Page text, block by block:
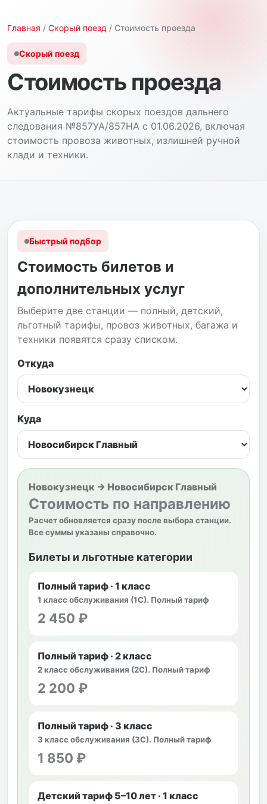
Главная / Скорый поезд / Стоимость проезда
Скорый поезд
Стоимость проезда
Актуальные тарифы скорых поездов дальнего
следования №857УА/857НА с 01.06.2026, включая
стоимость провоза животных, излишней ручной
клади и техники.
Быстрый подбор
Стоимость билетов и
дополнительных услуг
Выберите две станции — полный, детский,
льготный тарифы, провоз животных, багажа и
техники появятся сразу списком.
Откуда
Куда
Новокузнецк → Новосибирск Главный
Стоимость по направлению
Расчет обновляется сразу после выбора станции.
Все суммы указаны справочно.
Билеты и льготные категории
Полный тариф · 1 класс
1 класс обслуживания (1С). Полный тариф
2 450 ₽
Полный тариф · 2 класс
2 класс обслуживания (2С). Полный тариф
2 200 ₽
Полный тариф · 3 класс
3 класс обслуживания (3С). Полный тариф
1 850 ₽
Детский тариф 5–10 лет · 1 класс